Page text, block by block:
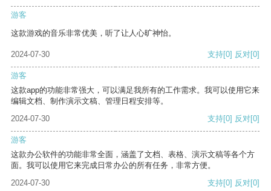
游客
这款游戏的音乐非常优美，听了让人心旷神怡。
2024-07-30 支持[0] 反对[0]
游客
这款app的功能非常强大，可以满足我所有的工作需求。我可以使用它来
编辑文档、制作演示文稿、管理日程安排等。
2024-07-30
支持[0] 反对[0]
游客
这款办公软件的功能非常全面，涵盖了文档、表格、演示文稿等各个方
面。我可以使用它来完成日常办公的所有任务，非常方便。
2024-07-30
支持[0] 反对[0]